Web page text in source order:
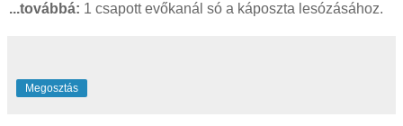
...továbbá: 1 csapott evőkanál só a káposzta lesózásához.
Megosztás